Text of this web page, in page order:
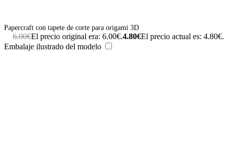
Papercraft con tapete de corte para origami 3D
6.00€El precio original era: 6.00€.4.80€El precio actual es: 4.80€.
Embalaje ilustrado del modelo